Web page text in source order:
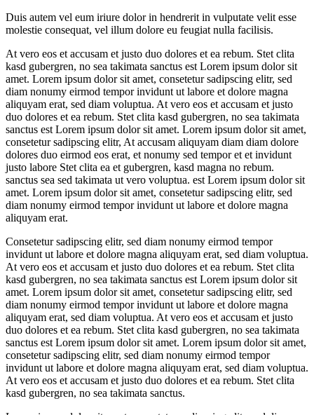
Duis autem vel eum iriure dolor in hendrerit in vulputate velit esse
molestie consequat, vel illum dolore eu feugiat nulla facilisis.
At vero eos et accusam et justo duo dolores et ea rebum. Stet clita
kasd gubergren, no sea takimata sanctus est Lorem ipsum dolor sit
amet. Lorem ipsum dolor sit amet, consetetur sadipscing elitr, sed
diam nonumy eirmod tempor invidunt ut labore et dolore magna
aliquyam erat, sed diam voluptua. At vero eos et accusam et justo
duo dolores et ea rebum. Stet clita kasd gubergren, no sea takimata
sanctus est Lorem ipsum dolor sit amet. Lorem ipsum dolor sit amet,
consetetur sadipscing elitr, At accusam aliquyam diam diam dolore
dolores duo eirmod eos erat, et nonumy sed tempor et et invidunt
justo labore Stet clita ea et gubergren, kasd magna no rebum.
sanctus sea sed takimata ut vero voluptua. est Lorem ipsum dolor sit
amet. Lorem ipsum dolor sit amet, consetetur sadipscing elitr, sed
diam nonumy eirmod tempor invidunt ut labore et dolore magna
aliquyam erat.
Consetetur sadipscing elitr, sed diam nonumy eirmod tempor
invidunt ut labore et dolore magna aliquyam erat, sed diam voluptua.
At vero eos et accusam et justo duo dolores et ea rebum. Stet clita
kasd gubergren, no sea takimata sanctus est Lorem ipsum dolor sit
amet. Lorem ipsum dolor sit amet, consetetur sadipscing elitr, sed
diam nonumy eirmod tempor invidunt ut labore et dolore magna
aliquyam erat, sed diam voluptua. At vero eos et accusam et justo
duo dolores et ea rebum. Stet clita kasd gubergren, no sea takimata
sanctus est Lorem ipsum dolor sit amet. Lorem ipsum dolor sit amet,
consetetur sadipscing elitr, sed diam nonumy eirmod tempor
invidunt ut labore et dolore magna aliquyam erat, sed diam voluptua.
At vero eos et accusam et justo duo dolores et ea rebum. Stet clita
kasd gubergren, no sea takimata sanctus.